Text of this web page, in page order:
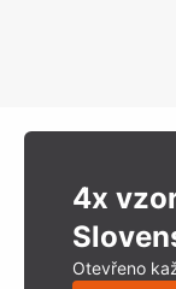
4x
Otevřeno